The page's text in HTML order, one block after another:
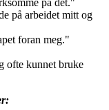
på det."
på arbeidet mitt og
foran meg."
ofte kunnet bruke